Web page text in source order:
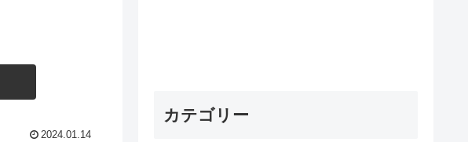
2024.01.14
カテゴリー